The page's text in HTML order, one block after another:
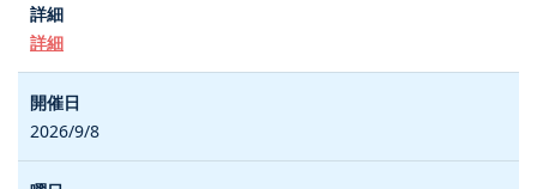
詳細
2026/9/8